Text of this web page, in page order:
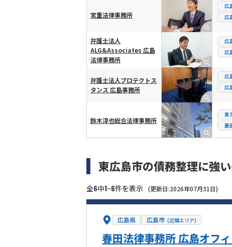
宮重法律事務所
広
広
弁護士法人
ALG&Associates 広島
法律事務所
広
広
弁護士法人プロテクトス
タンス 広島事務所
広
広
鈴木淳也総合法律事務所
東
墨
東広島市の債務整理に強
全6中1~6件を表示 (更新日:2026年07月31日)
広島県 広島市 (近隣エリア)
春田法律事務所 広島オフ